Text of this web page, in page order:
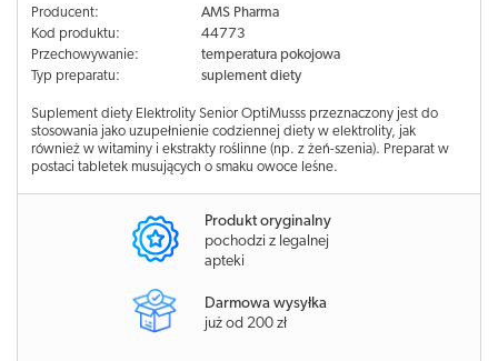
Producent:
AMS Pharma
Kod produktu:
44773
Przechowywanie:
temperatura pokojowa
Typ preparatu:
suplement diety
Suplement diety Elektrolity Senior OptiMusss przeznaczony jest do
stosowania jako uzupełnienie codziennej diety w elektrolity, jak
również w witaminy i ekstrakty roślinne (np. z żeń-szenia). Preparat w
postaci tabletek musujących o smaku owoce leśne.
Produkt oryginalny
pochodzi z legalnej
apteki
Darmowa wysyłka
już od 200 zł